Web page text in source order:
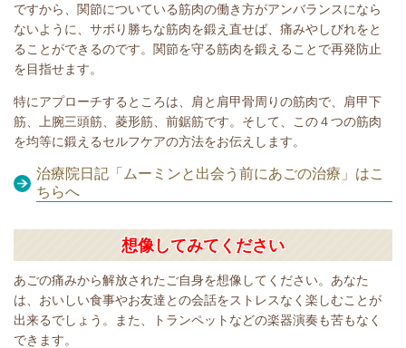
ですから、関節についている筋肉の働き方がアンバランスになら
ないように、サボり勝ちな筋肉を鍛え直せば、痛みやしびれをと
ることができるのです。 関節を守る筋肉を鍛えることで再発防止
を目指せます。
特にアプローチするところは、肩と肩甲骨周りの筋肉で、肩甲下
筋、上腕三頭筋、菱形筋、前鋸筋です。そして、この４つの筋肉
を均等に鍛えるセルフケアの方法をお伝えします。
治療院日記「ムーミンと出会う前にあごの治療」はこ
ちらへ
想像してみてください
あごの痛みから解放されたご自身を想像してください。あなた
は、おいしい食事やお友達との会話をストレスなく楽しむことが
出来るでしょう。また、トランペットなどの楽器演奏も苦もなく
できます。